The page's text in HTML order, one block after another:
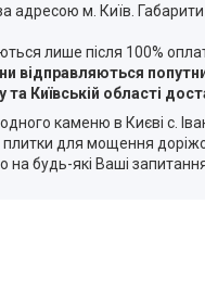
адресою м. Київ.
лише після 100%
відправляються
Київській області
каменю в Києві с.
для мощення
на будь-які Ваші